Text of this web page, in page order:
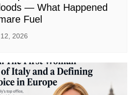
— What Happened
Fuel
2026